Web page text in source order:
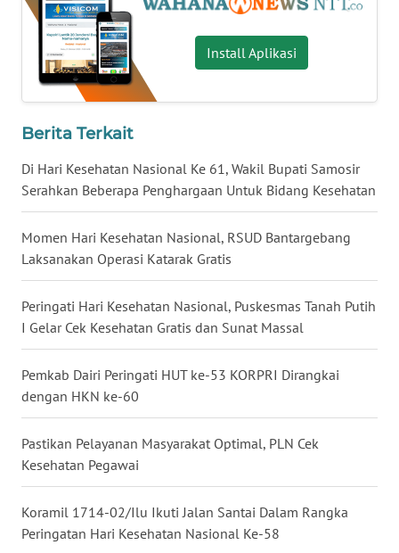
Install Aplikasi
Berita Terkait
Di Hari Kesehatan Nasional Ke 61, Wakil Bupati Samosir
Serahkan Beberapa Penghargaan Untuk Bidang Kesehatan
Momen Hari Kesehatan Nasional, RSUD Bantargebang
Laksanakan Operasi Katarak Gratis
Peringati Hari Kesehatan Nasional, Puskesmas Tanah Putih
I Gelar Cek Kesehatan Gratis dan Sunat Massal
Pemkab Dairi Peringati HUT ke-53 KORPRI Dirangkai
dengan HKN ke-60
Pastikan Pelayanan Masyarakat Optimal, PLN Cek
Kesehatan Pegawai
Koramil 1714-02/Ilu Ikuti Jalan Santai Dalam Rangka
Peringatan Hari Kesehatan Nasional Ke-58
WN
SULTRA
WN
WN
WN
SUMSEL
WN
BENGKULU
WN